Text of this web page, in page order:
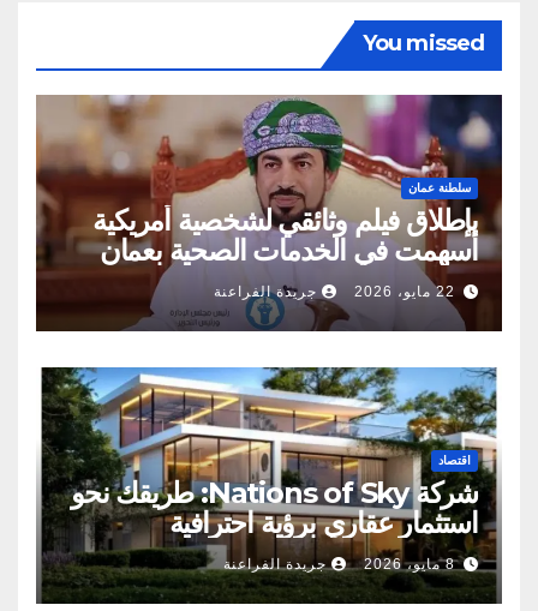
You missed
سلطنة عمان
بإطلاق فيلم وثائقي لشخصية أمريكية
أسهمت في الخدمات الصحية بعمان
22 مايو، 2026 جريدة الفراعنة
اقتصاد
شركة Nations of Sky: طريقك نحو
استثمار عقاري برؤية احترافية
8 مايو، 2026 جريدة الفراعنة